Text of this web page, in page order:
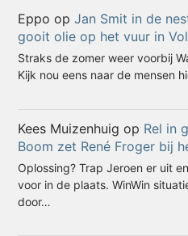
Eppo opJan Smit in de
gooit olie op het vuur in
Straks de zomer weer voorbij
Kijk nou eens naar de mensen
Kees Muizenhuig op Rel in
Boom zet René Froger bij
Oplossing? Trap Jeroen er uit
voor in de plaats. WinWin
door…